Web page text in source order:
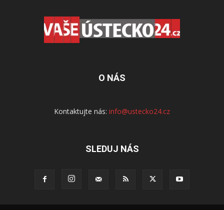
O NÁS
Kontaktujte nás: info@ustecko24.cz
SLEDUJ NÁS